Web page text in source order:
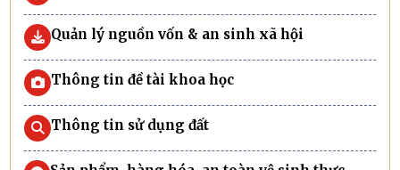
Quản lý nguồn vốn & an sinh xã hội
Thông tin đề tài khoa học
Thông tin sử dụng đất